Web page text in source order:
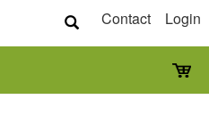
Contact Login